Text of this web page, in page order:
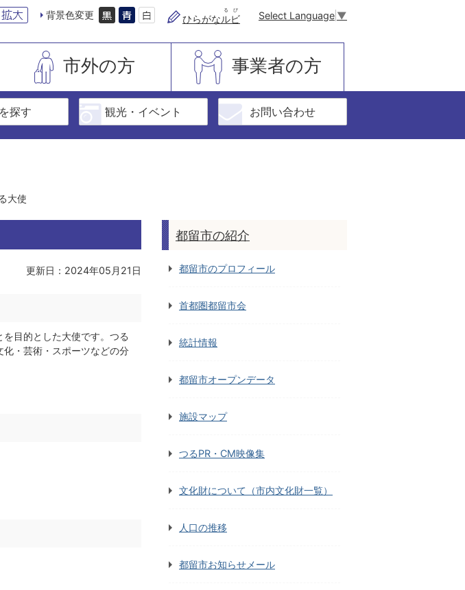
背景色変更 ひらがなルビ
るび Select Language ▼
市外の方 事業者の方
探す 観光・イベント お問い合わせ
大使
更新日：2024年05月21日
目的とした大使です。つる
・芸術・スポーツなどの分
都留市の紹介
都留市のプロフィール
首都圏都留市会
統計情報
都留市オープンデータ
施設マップ
つるPR・CM映像集
文化財について（市内文化財一覧）
人口の推移
都留市お知らせメール